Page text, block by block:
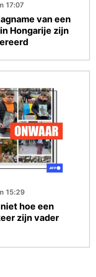
17:07
van een
Hongarije zijn
15:29
hoe een
zijn vader